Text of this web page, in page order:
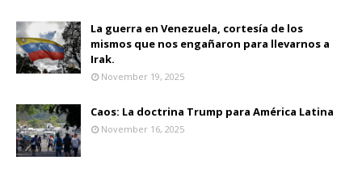
La guerra en Venezuela, cortesía de los
mismos que nos engañaron para llevarnos a
Irak.
November 19, 2025
Caos: La doctrina Trump para América Latina
November 16, 2025